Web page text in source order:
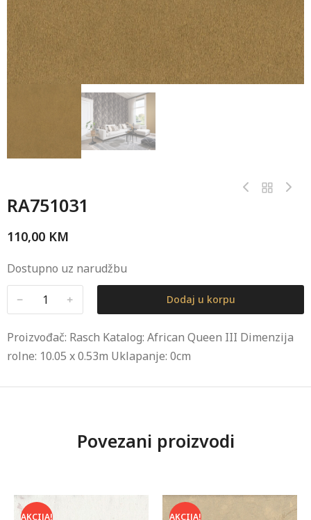
RA751031
110,00 KM
Dostupno uz narudžbu
﹣ ﹢ Dodaj u korpu
Proizvođač: Rasch Katalog: African Queen III Dimenzija
rolne: 10.05 x 0.53m Uklapanje: 0cm
Povezani proizvodi
AKCIJA! AKCIJA!